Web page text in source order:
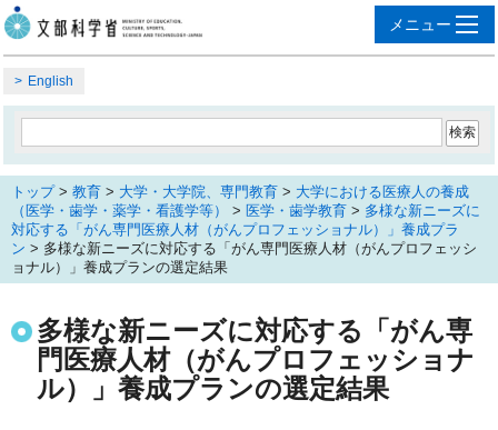
English
トップ> 教育 > 大学・大学院、専門教育 > 大学における医療人の養成
（医学・歯学・薬学・看護学等）
> 医学・歯学教育 > 多様な新ニーズに
対応する「がん専門医療人材（がんプロフェッショナル）」養成プラ
ン > 多様な新ニーズに対応する「がん専門医療人材（がんプロフェッシ
ョナル）」養成プランの選定結果
多様な新ニーズに対応する「がん専
門医療人材（がんプロフェッショナ
ル）」養成プランの選定結果